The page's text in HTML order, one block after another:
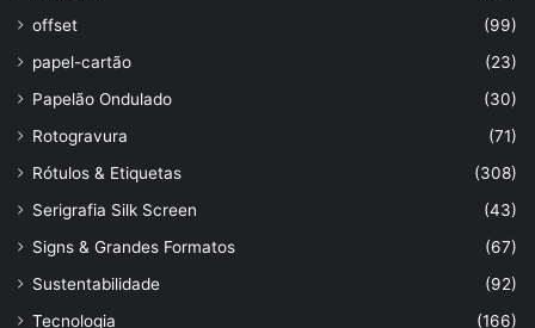
offset
(99)
papel-cartão
(23)
Papelão Ondulado
(30)
Rotogravura
(71)
Rótulos & Etiquetas
(308)
Serigrafia Silk Screen
(43)
Signs & Grandes Formatos
(67)
Sustentabilidade
(92)
Tecnologia
(166)